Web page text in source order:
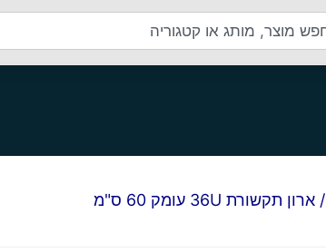
/ ארון תקשורת 36U עומק 60 ס"מ